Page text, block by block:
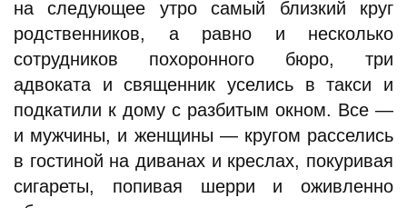
на следующее утро самый близкий круг
родственников, а равно и несколько
сотрудников похоронного бюро, три
адвоката и священник уселись в такси и
подкатили к дому с разбитым окном. Все —
и мужчины, и женщины — кругом расселись
в гостиной на диванах и креслах, покуривая
сигареты, попивая шерри и оживленно